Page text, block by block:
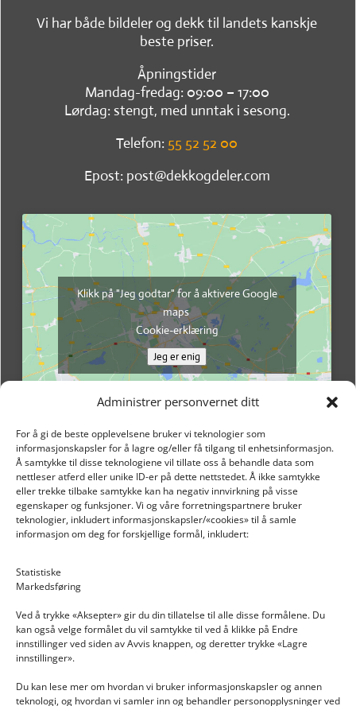
Administrer personvernet ditt
For å gi de beste opplevelsene bruker vi teknologier som
informasjonskapsler for å lagre og/eller få tilgang til enhetsinformasjon.
Å samtykke til disse teknologiene vil tillate oss å behandle data som
nettleser atferd eller unike ID-er på dette nettstedet. Å ikke samtykke
eller trekke tilbake samtykke kan ha negativ innvirkning på visse
egenskaper og funksjoner. Vi og våre forretningspartnere bruker
teknologier, inkludert informasjonskapsler/«cookies» til å samle
informasjon om deg for forskjellige formål, inkludert:
Statistiske
Markedsføring
Ved å trykke «Aksepter» gir du din tillatelse til alle disse formålene. Du
kan også velge formålet du vil samtykke til ved å klikke på Endre
innstillinger ved siden av Avvis knappen, og deretter trykke «Lagre
innstillinger».
Du kan lese mer om hvordan vi bruker informasjonskapsler og annen
teknologi, og hvordan vi samler inn og behandler personopplysninger ved
Vi har både bildeler og dekk til landets kanskje
beste priser.
Åpningstider
Mandag-fredag: 09:00 – 17:00
Lørdag: stengt, med unntak i sesong.
Telefon: 55 52 52 00
Epost: post@dekkogdeler.com
Klikk på "Jeg godtar" for å aktivere Google
maps
Cookie-erklæring
Jeg er enig
INFORMASJON